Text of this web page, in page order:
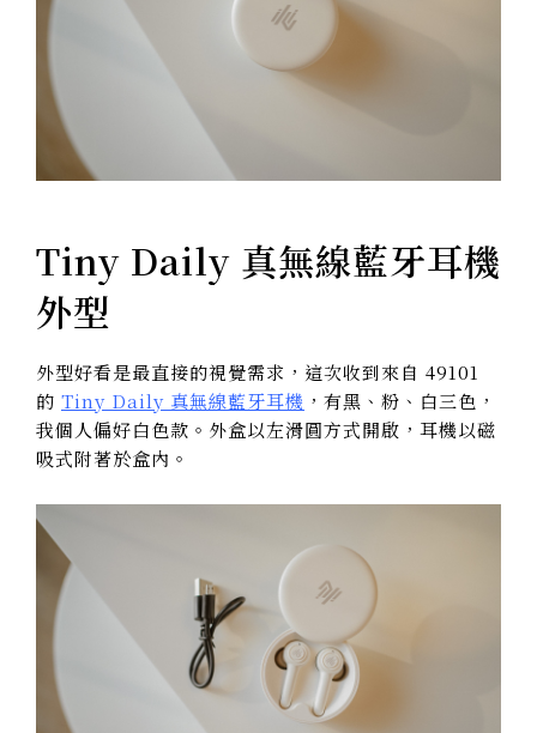
Tiny Daily 真無線藍牙耳機
外型
外型好看是最直接的視覺需求，這次收到來自 49101
的 Tiny Daily 真無線藍牙耳機 ，有黑、粉、白三色，
我個人偏好白色款。外盒以左滑圓方式開啟，耳機以磁
吸式附著於盒內。